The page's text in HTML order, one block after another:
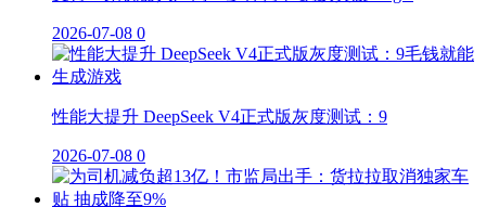
2026-07-08 0
性能大提升 DeepSeek V4正式版灰度测试：9
2026-07-08 0